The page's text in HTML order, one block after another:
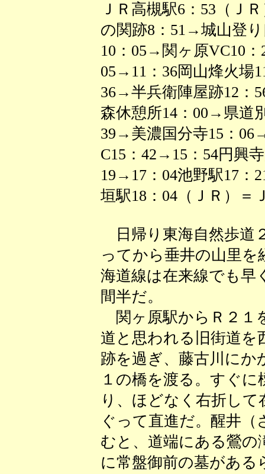
ＪＲ高槻駅6：53（Ｊ
の関跡8：51→城山登
10：05→関ヶ原VC10
05→11：36岡山烽火場
36→半兵衛陣屋跡12：
森休憩所14：00→県道
39→美濃国分寺15：
C15：42→15：54円興
19→17：04池野駅17：
垣駅18：04（ＪＲ）＝
日帰り東海自然歩道
ってから垂井の山里を
海道線は在来線でも早
間半だ。
関ヶ原駅からＲ２１
道と思われる旧街道を
跡を過ぎ、藤古川にか
１の橋を渡る。すぐ
り、ほどなく右折し
ぐって直進だ。醒井
むと、道端にある鶯の
に常盤御前の墓がある